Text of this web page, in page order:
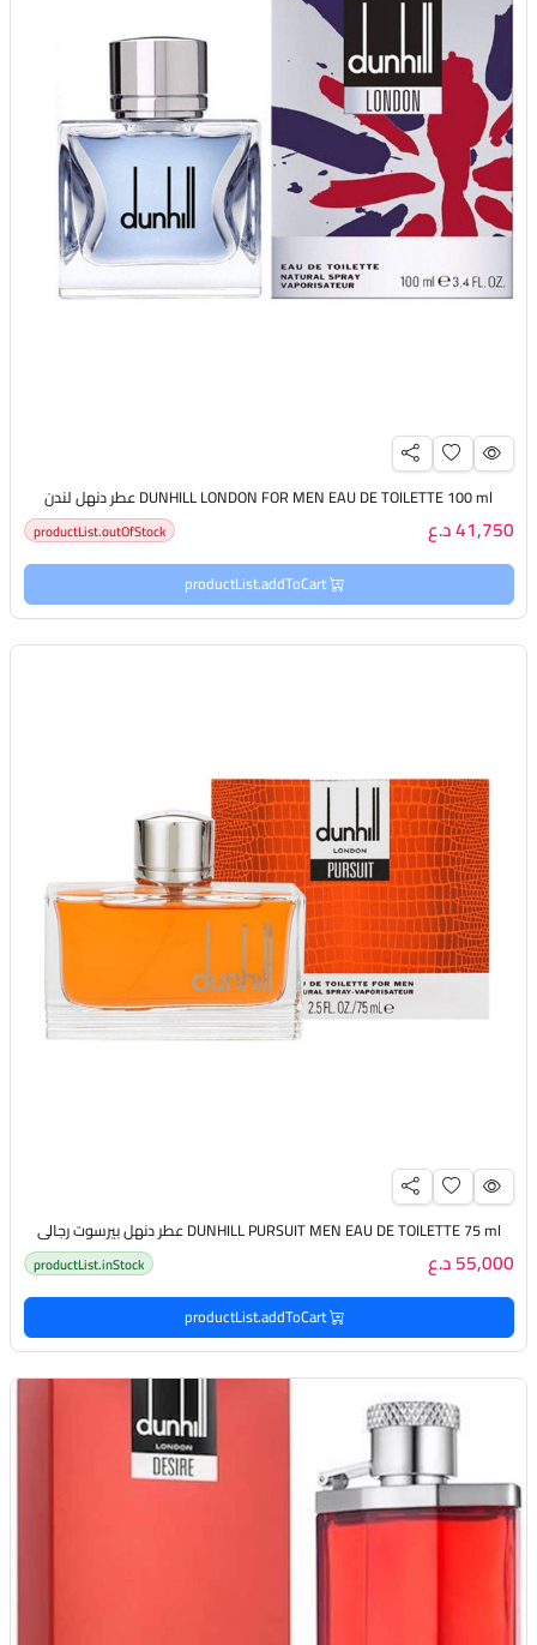
DUNHILL LONDON FOR MEN EAU DE TOILETTE 100 ml عطر دنهل لندن
41,750 د.ع productList.outOfStock
productList.addToCart
DUNHILL PURSUIT MEN EAU DE TOILETTE 75 ml عطر دنهل بيرسوت رجالي
55,000 د.ع productList.inStock
productList.addToCart